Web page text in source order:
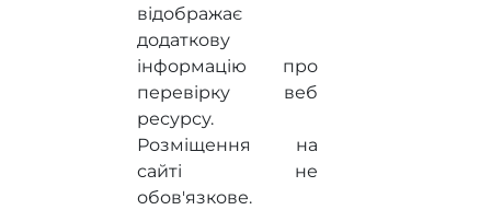
відображає
додаткову
інформацію про
перевірку веб
ресурсу.
Розміщення на
сайті не
обов'язкове.